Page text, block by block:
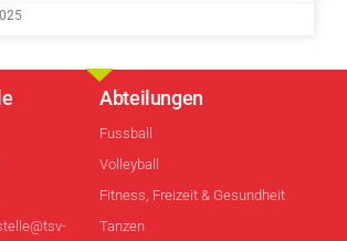
Abteilungen
Fussball
Volleyball
Fitness, Freizeit & Gesundheit
Tanzen